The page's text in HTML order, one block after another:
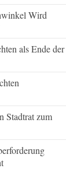
Wird
als Ende der
Stadtrat zum